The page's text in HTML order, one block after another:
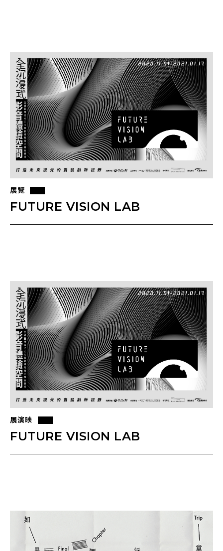
展覽
FUTURE VISION LAB
展演映
FUTURE VISION LAB